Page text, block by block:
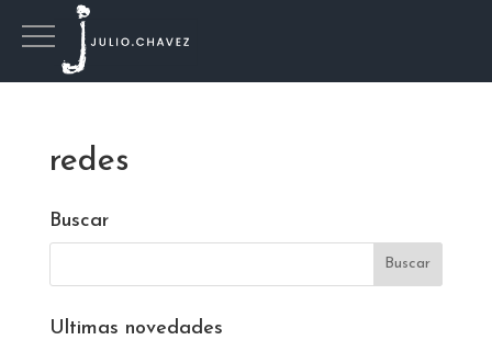
redes
Buscar
Ultimas novedades